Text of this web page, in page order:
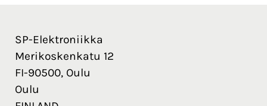
SP-Elektroniikka
Merikoskenkatu 12
FI-90500, Oulu
Oulu